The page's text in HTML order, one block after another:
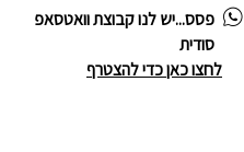
פסס...יש לנו קבוצת וואטסאפ
סודית
לחצו כאן כדי להצטרף